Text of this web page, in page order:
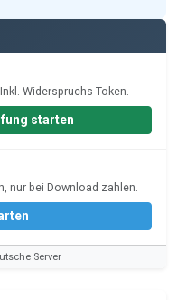
Widerspruchs-Token.
starten
nur bei Download zahlen.
Server